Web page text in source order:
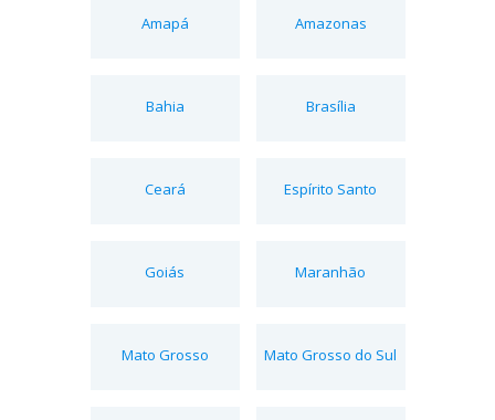
Amapá Amazonas
Bahia Brasília
Ceará Espírito Santo
Goiás Maranhão
Mato Grosso Mato Grosso do Sul